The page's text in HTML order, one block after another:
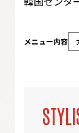
メニュー内容